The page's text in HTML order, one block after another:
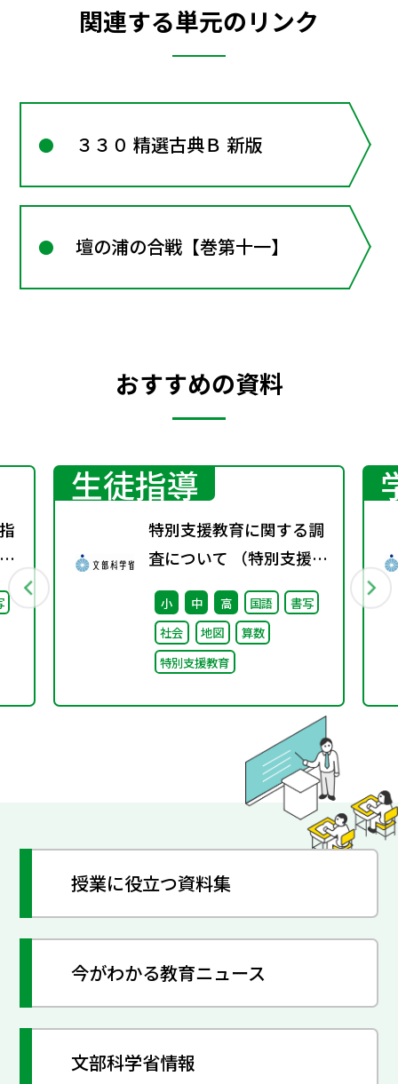
関連する単元のリンク
３３０ 精選古典Ｂ 新版
壇の浦の合戦【巻第十一】
おすすめの資料
生徒指導
特別支援教育に関する調
査について （特別支援教
育体制整備状況調査、通
級による指導実施状況調
査）
小 中 高 国語
書写
社会
地図
算数
特別支援教育
授業に役立つ資料集
今がわかる教育ニュース
文部科学省情報